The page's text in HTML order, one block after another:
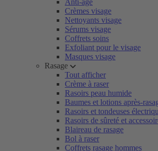
Anti-âge
Crèmes visage
Nettoyants visage
Sérums visage
Coffrets soins
Exfoliant pour le visage
Masques visage
Rasage
Tout afficher
Crème à raser
Rasoirs peau humide
Baumes et lotions après-
Rasoirs et tondeuses
Rasoirs de sûreté et
Blaireau de rasage
Bol à raser
Coffrets rasage hommes